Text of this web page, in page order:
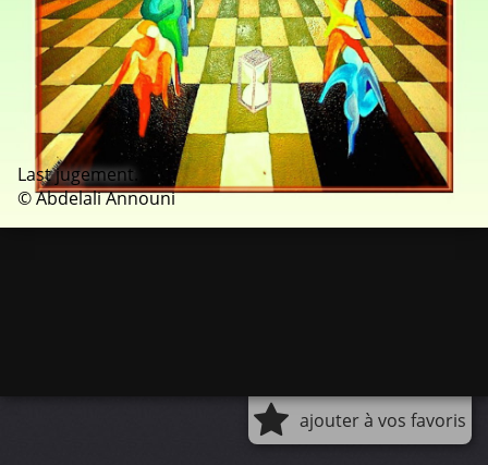
Last jugement.
© Abdelali Announi
ajouter à vos favoris